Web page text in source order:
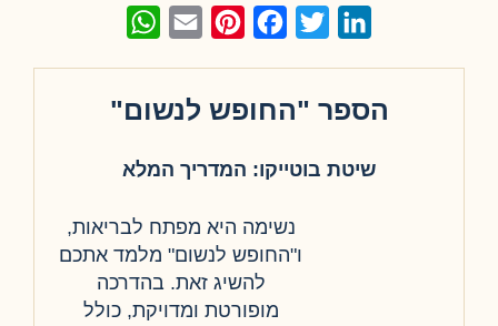
LinkedIn
Twitter
Facebook
Pinterest
Email
WhatsApp
הספר "החופש לנשום"
שיטת בוטייקו: המדריך המלא
נשימה היא מפתח לבריאות,
ו"החופש לנשום" מלמד אתכם
להשיג זאת. בהדרכה
מופורטת ומדויקת, כולל